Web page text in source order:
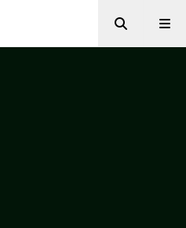
Zoeken